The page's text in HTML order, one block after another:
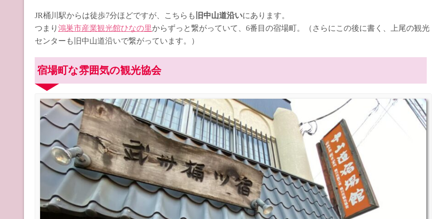
JR桶川駅からは徒歩7分ほどですが、こちらも 旧中山道沿いにあります。
つまり 鴻巣市産業観光館ひなの里からずっと繋がっていて、6番目の宿場町。（さらにこの後に書く、上尾の観光
センターも旧中山道沿いで繋がっています。）
宿場町な雰囲気の観光協会